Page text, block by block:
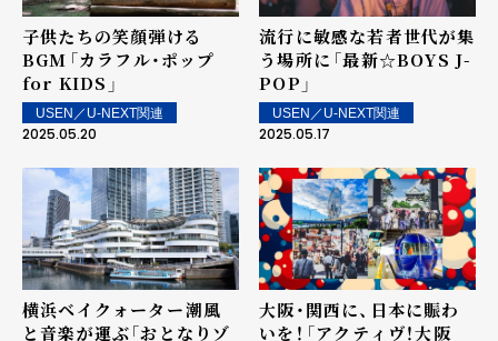
子供たちの笑顔弾ける
BGM――「カラフル・ポップ
for KIDS」
USEN／U-NEXT関連
2025.05.20
流行に敏感な若者世代が集
う場所に――「最新☆BOYS J-
POP」
USEN／U-NEXT関連
2025.05.17
横浜ベイクォーター――潮風
と音楽が運ぶ「おとなりゾ
大阪・関西に、日本に賑わ
いを！――「アクティヴ！大阪